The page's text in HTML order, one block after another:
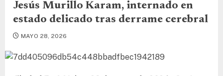
Jesús Murillo Karam, internado en
estado delicado tras derrame cerebral
MAYO 28, 2026